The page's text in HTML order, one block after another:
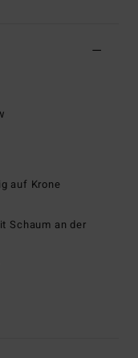
auf Krone
Schaum an der